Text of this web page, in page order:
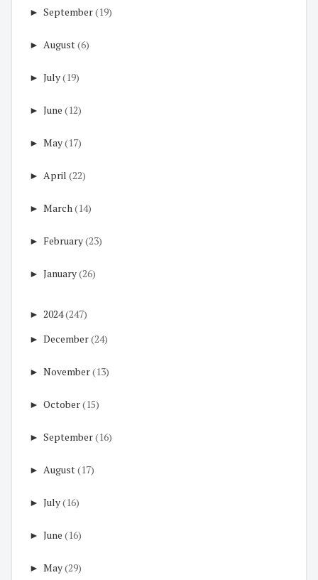
► September(19)
► August(6)
► July(19)
► June (12)
► May(17)
► April (22)
► March(14)
► February(23)
► January(26)
► 2024(247)
► December(24)
► November(13)
► October(15)
► September(16)
► August(17)
► July(16)
► June (16)
► May(29)